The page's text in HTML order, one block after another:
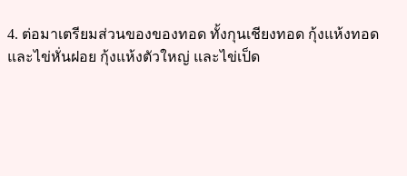
4. ต่อมาเตรียมส่วนของของทอด ทั้งกุนเชียงทอด กุ้งแห้งทอด
และไข่หั่นฝอย กุ้งแห้งตัวใหญ่ และไข่เป็ด